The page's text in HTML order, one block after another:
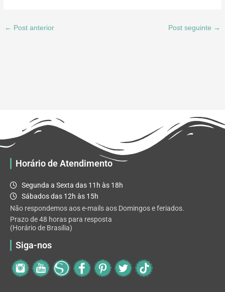
← Post anterior Post seguinte →
Horário de Atendimento
Segunda a Sexta das 11h às 18h
Sábados das 12h às 15h
Não respondemos aos e-mails aos Domingos e feriados.
Prazo de 48 horas para resposta
(Horário de Brasilia)
Siga-nos